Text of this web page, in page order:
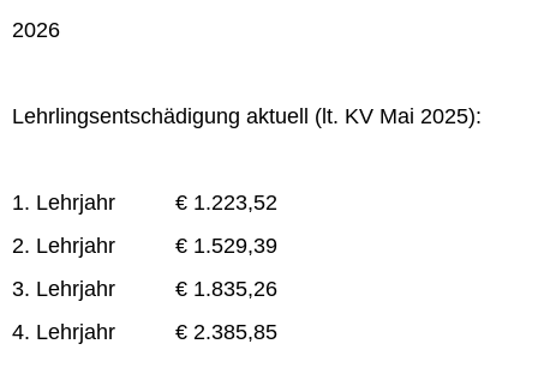
2026
Lehrlingsentschädigung aktuell (lt. KV Mai 2025):
1. Lehrjahr € 1.223,52
2. Lehrjahr € 1.529,39
3. Lehrjahr € 1.835,26
4. Lehrjahr € 2.385,85